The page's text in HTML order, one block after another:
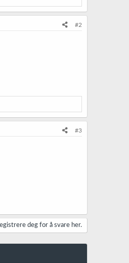
#2
#3
deg for å svare her.